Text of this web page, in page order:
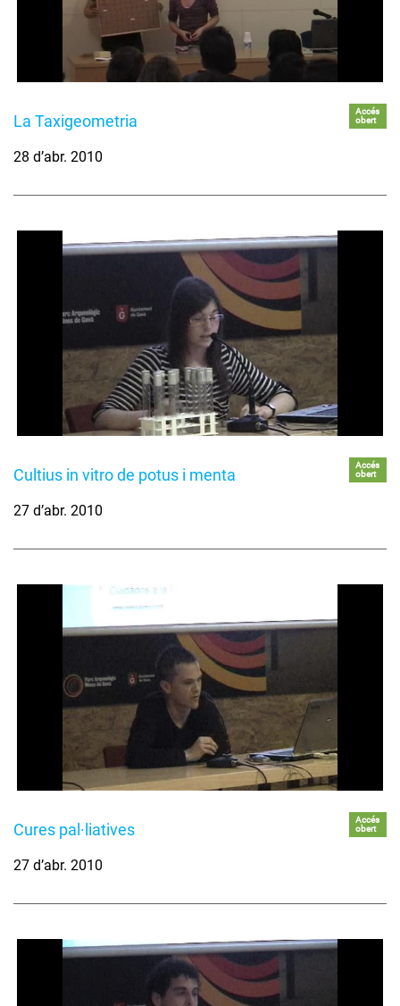
La Taxigeometria
Accés
obert
28 d’abr. 2010
Cultius in vitro de potus i menta
Accés
obert
27 d’abr. 2010
Cures pal·liatives
Accés
obert
27 d’abr. 2010